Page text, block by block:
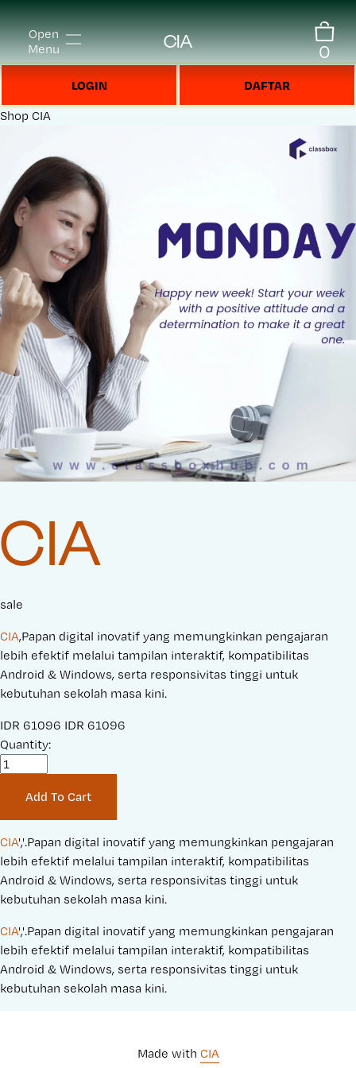
Open
Menu
CIA 0
LOGIN DAFTAR
Shop CIA
CIA
sale
CIA,Papan digital inovatif yang memungkinkan pengajaran
lebih efektif melalui tampilan interaktif, kompatibilitas
Android & Windows, serta responsivitas tinggi untuk
kebutuhan sekolah masa kini.
S
a
r
i
c
e
:
IDR 61096 O
n
a
l
P
r
c
e
:
IDR 61096
Quantity:
Add To Cart
CIA','.Papan digital inovatif yang memungkinkan pengajaran
lebih efektif melalui tampilan interaktif, kompatibilitas
Android & Windows, serta responsivitas tinggi untuk
kebutuhan sekolah masa kini.
CIA','.Papan digital inovatif yang memungkinkan pengajaran
lebih efektif melalui tampilan interaktif, kompatibilitas
Android & Windows, serta responsivitas tinggi untuk
kebutuhan sekolah masa kini.
Made with CIA